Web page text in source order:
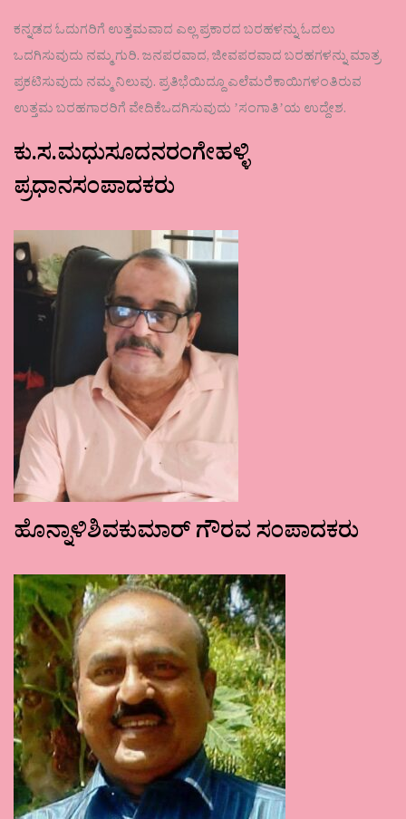
ಕನ್ನಡದ ಓದುಗರಿಗೆ ಉತ್ತಮವಾದ ಎಲ್ಲ ಪ್ರಕಾರದ ಬರಹಳನ್ನು ಓದಲು
ಒದಗಿಸುವುದು ನಮ್ಮ ಗುರಿ. ಜನಪರವಾದ, ಜೀವಪರವಾದ ಬರಹಗಳನ್ನು ಮಾತ್ರ
ಪ್ರಕಟಿಸುವುದು ನಮ್ಮ ನಿಲುವು. ಪ್ರತಿಭೆಯಿದ್ದೂ ಎಲೆಮರೆಕಾಯಿಗಳಂತಿರುವ
ಉತ್ತಮ ಬರಹಗಾರರಿಗೆ ವೇದಿಕೆಒದಗಿಸುವುದು ʼಸಂಗಾತಿʼಯ ಉದ್ದೇಶ.
ಕು.ಸ.ಮಧುಸೂದನರಂಗೇಹಳ್ಳಿ
ಪ್ರಧಾನಸಂಪಾದಕರು
ಹೊನ್ನಾಳಿಶಿವಕುಮಾರ್ ಗೌರವ ಸಂಪಾದಕರು